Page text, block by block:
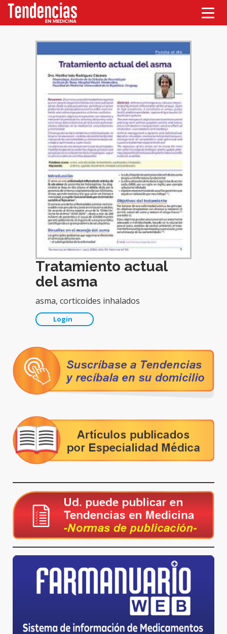
Tratamiento actual
del asma
asma, corticoides inhalados
Login